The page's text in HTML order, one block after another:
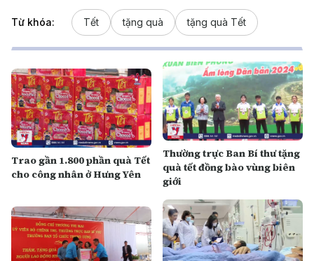
Từ khóa: Tết tặng quà tặng quà Tết
Trao gần 1.800 phần quà Tết
cho công nhân ở Hưng Yên
Thường trực Ban Bí thư tặng
quà tết đồng bào vùng biên
giới